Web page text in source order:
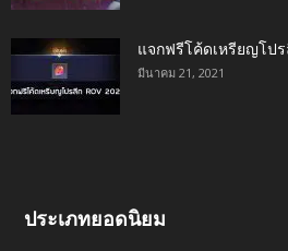
แจกฟรีโค้ดเหรียญโปร
มีนาคม 21, 2021
ประเภทยอดนิยม